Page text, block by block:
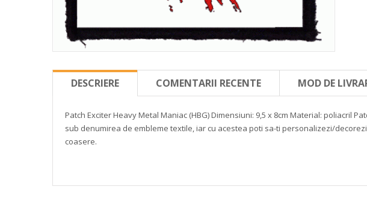
DESCRIERE COMENTARII RECENTE MOD DE
Patch Exciter Heavy Metal Maniac (HBG)Dimensiuni: 9,5 x 8cm Material: poliacril
sub denumirea de embleme textile, iar cu acestea poti sa-ti personalizezi/
coasere.